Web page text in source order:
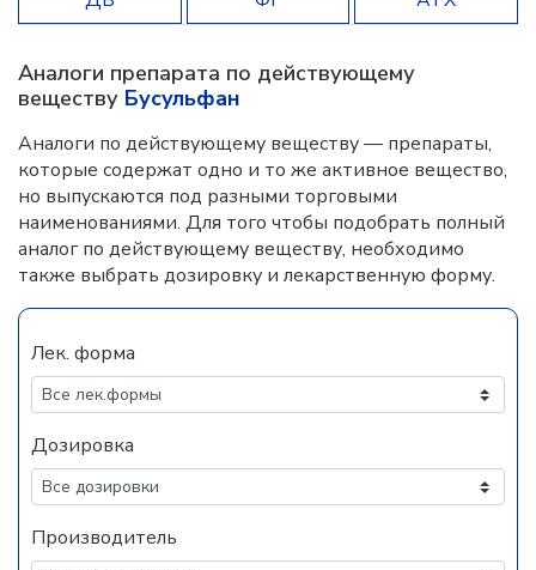
Аналоги препарата по действующему
веществу Бусульфан
Аналоги по действующему веществу — препараты,
которые содержат одно и то же активное вещество,
но выпускаются под разными торговыми
наименованиями. Для того чтобы подобрать полный
аналог по действующему веществу, необходимо
также выбрать дозировку и лекарственную форму.
Лек. форма
Дозировка
Производитель